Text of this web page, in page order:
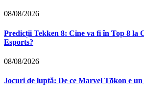
08/08/2026
Predicții Tekken 8: Cine va fi în Top 8 la
Esports?
08/08/2026
Jocuri de luptă: De ce Marvel Tōkon e un